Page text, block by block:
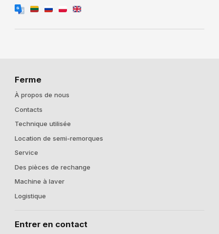
Ferme
À propos de nous
Contacts
Technique utilisée
Location de semi-remorques
Service
Des pièces de rechange
Machine à laver
Logistique
Entrer en contact